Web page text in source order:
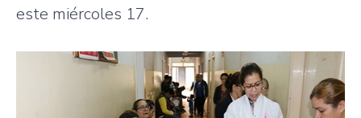
este miércoles 17.